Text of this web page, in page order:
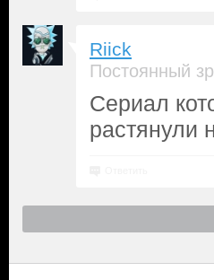
Riick
Постоянный
Сериал
растянули